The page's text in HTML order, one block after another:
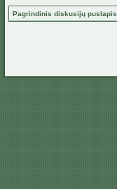
Pagrindinis diskusijų puslapis